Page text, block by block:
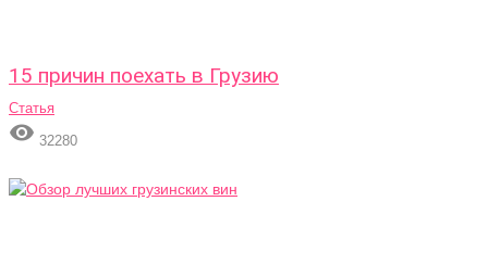
15 причин поехать в Грузию
Статья
 32280